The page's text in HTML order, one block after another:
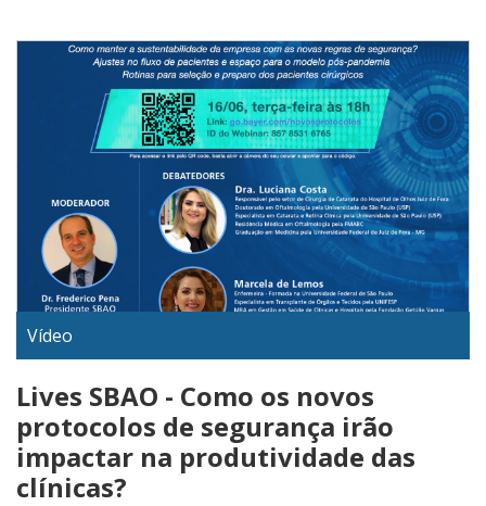
Vídeo
Lives SBAO - Como os novos
protocolos de segurança irão
impactar na produtividade das
clínicas?